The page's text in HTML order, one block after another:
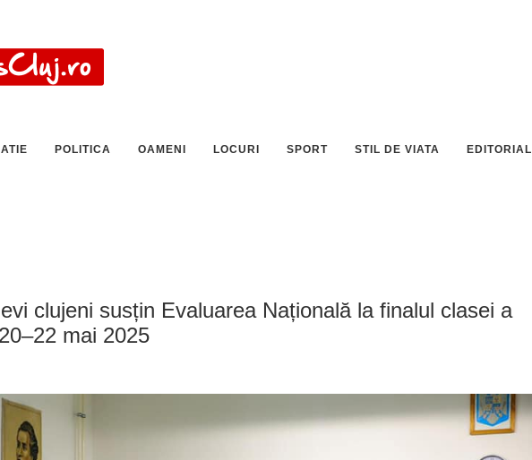
POLITICA OAMENI LOCURI SPORT STIL DE VIATA EDITORIAL
clujeni susțin Evaluarea Națională la finalul clasei a
mai 2025